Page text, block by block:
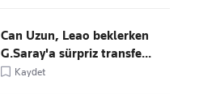
Can Uzun, Leao beklerken
G.Saray'a sürpriz transfe...
Kaydet